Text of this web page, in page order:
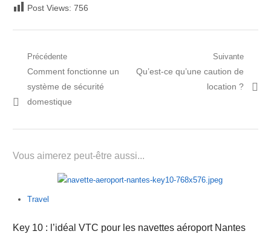
Post Views: 756
Navigation
l’article
Précédente
Post
précédent:
Comment fonctionne un
système de sécurité
domestique
Suivante
Prochain
Qu’est-ce qu’une caution de
location ?
Vous aimerez peut-être aussi...
Travel
Key 10 : l’idéal VTC pour les navettes aéroport Nantes